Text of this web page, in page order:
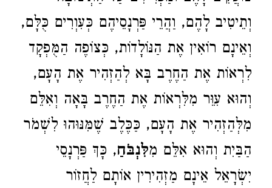
וְתֵיטִיב לָהֶם, וַהֲרֵי פַּרְנָסֵיהֶם כְּעִוְרִים כֻּלָּם,
וְאֵינָם רוֹאִין אֶת הַנּוֹלָדוֹת, כְּצוֹפֶה הַמֻּפְקָד
לִרְאוֹת אֶת הַחֶרֶב בָּא לְהַזְהִיר אֶת הָעָם,
וְהוּא עִוֵּר מִלִּרְאוֹת אֶת הַחֶרֶב בָּאָה וְאִלֵּם
מִלְּהַזְהִיר אֶת הָעָם, כַּכֶּלֶב שֶׁמִּנּוּהוּ לִשְׁמֹר
הַבַּיִת וְהוּא אִלֵּם מִלִּנְבֹּחַ, כָּךְ פַּרְנָסֵי
יִשְׂרָאֵל אֵינָם מַזְהִירִין אוֹתָם לַחֲזוֹר